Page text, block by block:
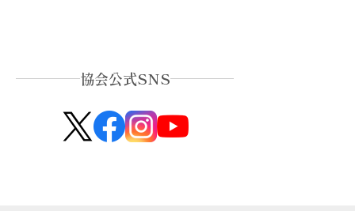
協会公式SNS